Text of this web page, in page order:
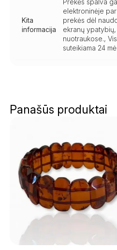
Kita
informacija
elektroninėje
prekės dėl
ekranų
nuotraukose.,
suteikiama 24
Panašūs produktai